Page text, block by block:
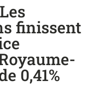
finissent
0,41%